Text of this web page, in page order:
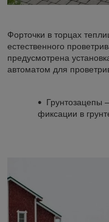
Форточки в торцах
естественного
предусмотрена
автоматом для
Грунтозацепы
фиксации в